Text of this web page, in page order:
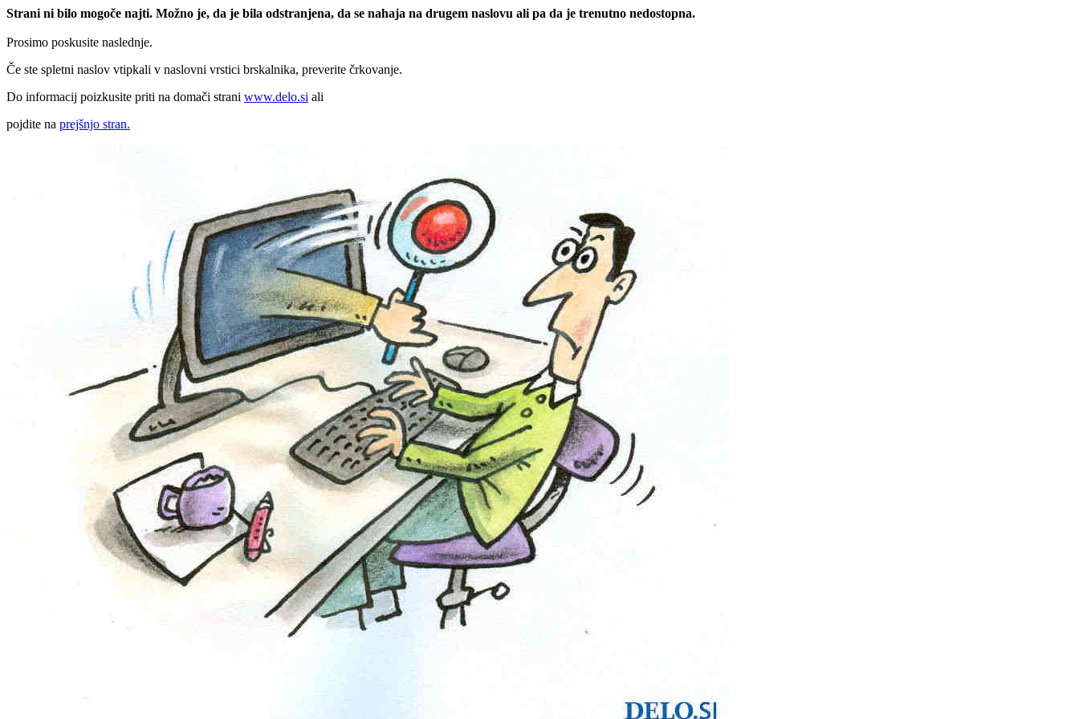
Strani ni bilo mogoče najti. Možno je, da je bila odstranjena, da se nahaja na drugem naslovu ali pa da je trenutno nedostopna.
Prosimo poskusite naslednje.
Če ste spletni naslov vtipkali v naslovni vrstici brskalnika, preverite črkovanje.
Do informacij poizkusite priti na domači strani www.delo.si ali
pojdite na prejšnjo stran.